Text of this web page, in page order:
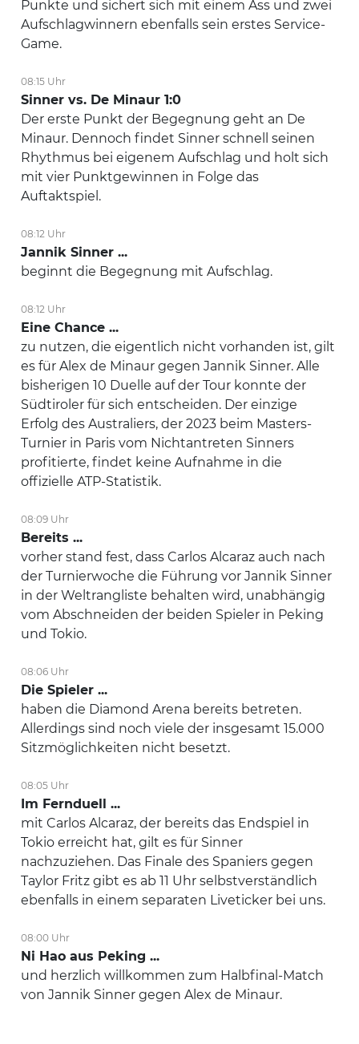
Punkte und sichert sich mit einem Ass und zwei
Aufschlagwinnern ebenfalls sein erstes Service-
Game.
08:15 Uhr
Sinner vs. De Minaur 1:0
Der erste Punkt der Begegnung geht an De
Minaur. Dennoch findet Sinner schnell seinen
Rhythmus bei eigenem Aufschlag und holt sich
mit vier Punktgewinnen in Folge das
Auftaktspiel.
08:12 Uhr
Jannik Sinner ...
beginnt die Begegnung mit Aufschlag.
08:12 Uhr
Eine Chance ...
zu nutzen, die eigentlich nicht vorhanden ist, gilt
es für Alex de Minaur gegen Jannik Sinner. Alle
bisherigen 10 Duelle auf der Tour konnte der
Südtiroler für sich entscheiden. Der einzige
Erfolg des Australiers, der 2023 beim Masters-
Turnier in Paris vom Nichtantreten Sinners
profitierte, findet keine Aufnahme in die
offizielle ATP-Statistik.
08:09 Uhr
Bereits ...
vorher stand fest, dass Carlos Alcaraz auch nach
der Turnierwoche die Führung vor Jannik Sinner
in der Weltrangliste behalten wird, unabhängig
vom Abschneiden der beiden Spieler in Peking
und Tokio.
08:06 Uhr
Die Spieler ...
haben die Diamond Arena bereits betreten.
Allerdings sind noch viele der insgesamt 15.000
Sitzmöglichkeiten nicht besetzt.
08:05 Uhr
Im Fernduell ...
mit Carlos Alcaraz, der bereits das Endspiel in
Tokio erreicht hat, gilt es für Sinner
nachzuziehen. Das Finale des Spaniers gegen
Taylor Fritz gibt es ab 11 Uhr selbstverständlich
ebenfalls in einem separaten Liveticker bei uns.
08:00 Uhr
Ni Hao aus Peking ...
und herzlich willkommen zum Halbfinal-Match
von Jannik Sinner gegen Alex de Minaur.